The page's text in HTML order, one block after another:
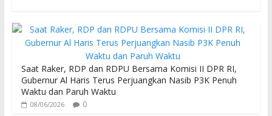
e
b
o
o
k
itt
er
at
s
A
p
p
Saat Raker, RDP dan RDPU Bersama Komisi II DPR RI,
Gubernur Al Haris Terus Perjuangkan Nasib P3K Penuh
Waktu dan Paruh Waktu
08/06/2026 0